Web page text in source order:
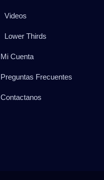
Videos
Lower Thirds
Mi Cuenta
Preguntas Frecuentes
Contactanos